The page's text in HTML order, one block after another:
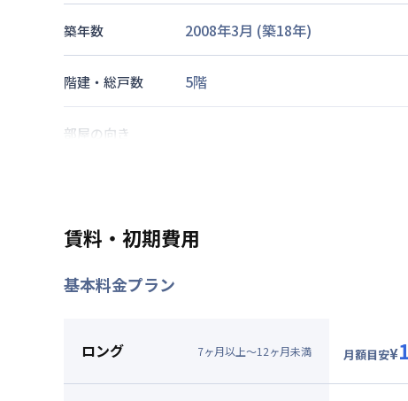
築年数 2008年3月 (築18年)
階建・総戸数 5階
部屋の向き
駐車場
賃料・初期費用
基本料金プラン
ロング 7ヶ月以上～12ヶ月未満 月額目安¥